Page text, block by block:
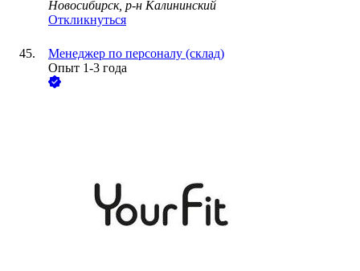
Новосибирск, р-н Калининский
Откликнуться
Менеджер по персоналу (склад)
Опыт 1-3 года